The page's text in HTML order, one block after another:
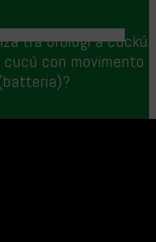
tra orologi a cuckú
con movimento